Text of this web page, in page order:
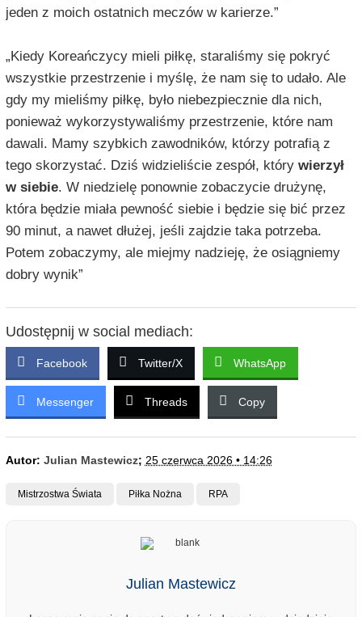
jeden z moich ostatnich meczów w karierze.”
„Kiedy Koreańczycy mieli piłkę, staraliśmy się pokryć
wszystkie przestrzenie i myślę, że nam się to udało. Ale
gdy my mieliśmy piłkę, było niebezpiecznie dla nich,
ponieważ wykorzystywaliśmy przestrzenie, które nam
dawali. Mamy szybkich zawodników, którzy potrafią z
tego skorzystać. Dziś widzieliście zespół, który wierzył
w siebie. W niedzielę ponownie zobaczycie drużynę,
która będzie miała pewność siebie i będzie się bić przez
90 minut, a nawet dłużej, jeśli zajdzie taka potrzeba.
Potem zobaczymy, ale miejmy nadzieję, że osiągniemy
dobry wynik”
Udostępnij w social mediach:
Facebook Twitter/X WhatsApp
Messenger Threads Copy
Autor: Julian Mastewicz; 25 czerwca 2026 • 14:26
Mistrzostwa Świata Piłka Nożna RPA
Julian Mastewicz